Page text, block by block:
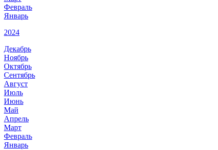
Февраль
Январь
2024
Декабрь
Ноябрь
Октябрь
Сентябрь
Август
Июль
Июнь
Май
Апрель
Март
Февраль
Январь